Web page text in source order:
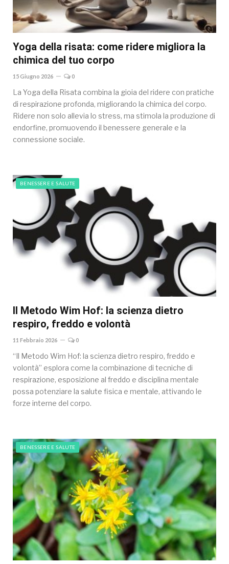
Yoga della risata: come ridere migliora la
chimica del tuo corpo
15 Giugno 2026 0
La Yoga della Risata combina la gioia del ridere con pratiche
di respirazione profonda, migliorando la chimica del corpo.
Ridere non solo allevia lo stress, ma stimola la produzione di
endorfine, promuovendo il benessere generale e la
connessione sociale.
BENESSERE E SALUTE
Il Metodo Wim Hof: la scienza dietro
respiro, freddo e volontà
11 Febbraio 2026 0
“Il Metodo Wim Hof: la scienza dietro respiro, freddo e
volontà” esplora come la combinazione di tecniche di
respirazione, esposizione al freddo e disciplina mentale
possa potenziare la salute fisica e mentale, attivando le
forze interne del corpo.
BENESSERE E SALUTE